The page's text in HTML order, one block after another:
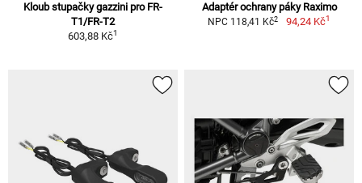
Kloub stupačky gazzini pro FR-
T1/FR-T2
603,88 Kč1
Adaptér ochrany páky Raximo
NPC 118,41 Kč2 94,24 Kč1